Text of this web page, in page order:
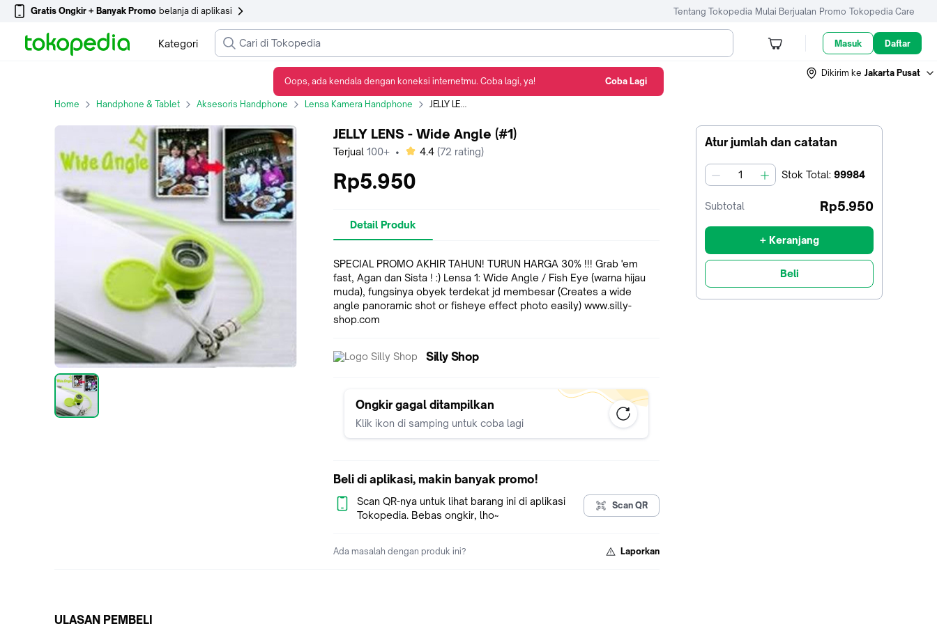
Gratis Ongkir + Banyak Promo belanja di aplikasi Tentang Tokopedia Mulai Berjualan Promo Tokopedia Care
Kategori Masuk Daftar
Dikirim ke Jakarta Pusat
Home Handphone & Tablet Aksesoris Handphone Lensa Kamera Handphone JELLY LENS - Wide Angle (#1)
Atur jumlah dan catatan
jumlah Stok Total: 99984
Subtotal Rp5.950
+ Keranjang
Beli
JELLY LENS - Wide Angle (#1)
Terjual 100+ • bintang
4.4 (72 rating)
Rp5.950
Detail Produk
SPECIAL PROMO AKHIR TAHUN! TURUN HARGA 30% !!! Grab 'em
fast, Agan dan Sista ! :) Lensa 1: Wide Angle / Fish Eye (warna hijau
muda), fungsinya obyek terdekat jd membesar (Creates a wide
angle panoramic shot or fisheye effect photo easily) www.silly-
shop.com
Silly Shop
Ongkir gagal ditampilkan
Klik ikon di samping untuk coba lagi
Beli di aplikasi, makin banyak promo!
Scan QR-nya untuk lihat barang ini di aplikasi
Tokopedia. Bebas ongkir, lho~
Scan QR
Ada masalah dengan produk ini? Laporkan
ULASAN PEMBELI
Oops, ada kendala dengan koneksi internetmu. Coba lagi, ya! Coba Lagi